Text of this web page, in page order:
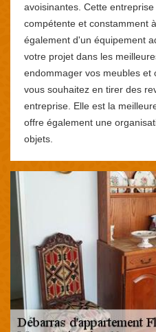
avoisinantes. Cette
compétente et constamment
également d'un équipement
votre projet dans les
endommager vos meubles et
vous souhaitez en tirer des
entreprise. Elle est la
offre également une
objets.